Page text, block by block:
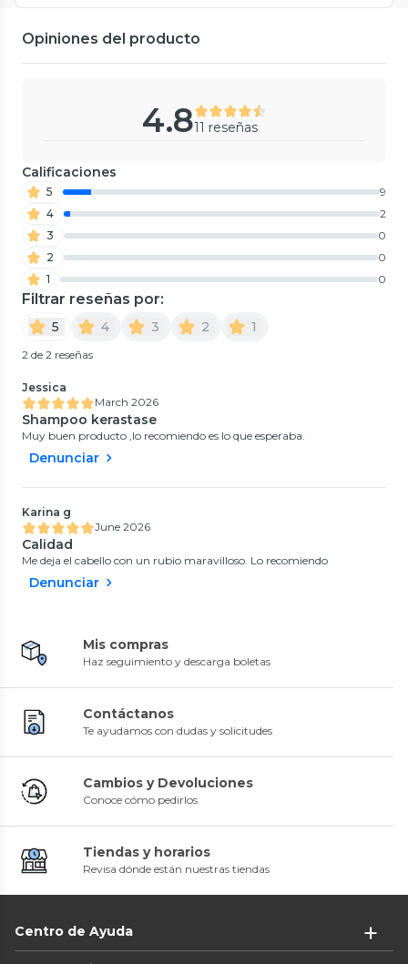
Opiniones del producto
4.811 reseñas
Calificaciones
5
9
4
2
3
0
2
0
1
0
Filtrar reseñas por:
5 4 3 2 1
2 de 2 reseñas
Jessica
March 2026
Shampoo kerastase
Muy buen producto ,lo recomiendo es lo que esperaba.
Denunciar
Karina g
June 2026
Calidad
Me deja el cabello con un rubio maravilloso. Lo recomiendo
Denunciar
Mis compras
Haz seguimiento y descarga boletas
Contáctanos
Te ayudamos con dudas y solicitudes
Cambios y Devoluciones
Conoce cómo pedirlos
Tiendas y horarios
Revisa dónde están nuestras tiendas
Centro de Ayuda